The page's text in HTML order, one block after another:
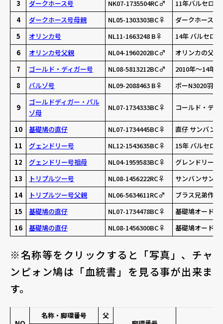
3 ダークホース号 NK07-1735504RC♂
11年バルセロ
4
ダークホース号母親 NL05-1303303BC♀
ダークホース
5
オリンカ号 NL11-1663248 B♀
14年 バルセロ
6
オリンカ号父親 NL04-1960202BC♂
オリンカの父
7
ゴールド・ディガー号 NL08-5813212BC♂
2010年～14年
8
パルゾ号 NL09-2088463 B♀ ポーN3020羽中
9
ゴールドディガー・パル
ゾ母
NL07-1734333BC♀ コールド・デ
10 基礎鳩の直仔 NL07-1734445BC♀
直仔 サンバン
11
グェンドリー号 NL12-1543635BC♀
15年 バルセロ
12
グェンドリー号祖母 NL04-1959583BC♀
グレンドリー
13
トリプルツー号 NL08-1456222RC♀
サンバンサン
14
トリプルツー号父親 NL06-5634611RC♂
ブラス兄弟作
15
基礎鳩の直仔 NL07-1734478BC♀
基礎鳩オード
16
基礎鳩の直仔 NL08-1456300BC♀ 基礎鳩オード
※名称等をクリックすると「写真」、チャ
ンピォン鳩は「血統書」を見る事が出来ま
す。
名称・脚環番号
父